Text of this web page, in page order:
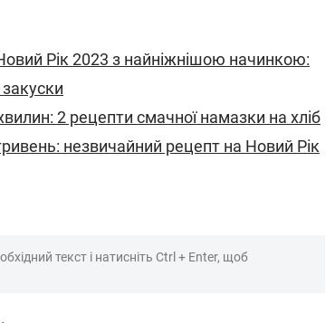
Рік 2023 з найніжнішою начинкою:
2 рецепти смачної намазки на хліб
незвичайний рецепт на Новий Рік
текст і натисніть Ctrl + Enter, щоб